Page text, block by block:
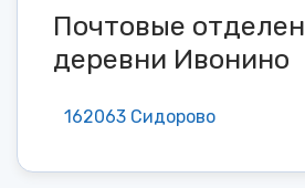
Почтовые
деревни Ивонино
162063 Сидорово